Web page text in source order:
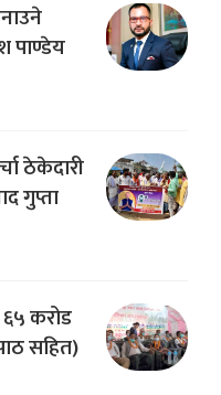
पाण्डेय
ठेकेदारी
गुप्ता
करोड
सहित)